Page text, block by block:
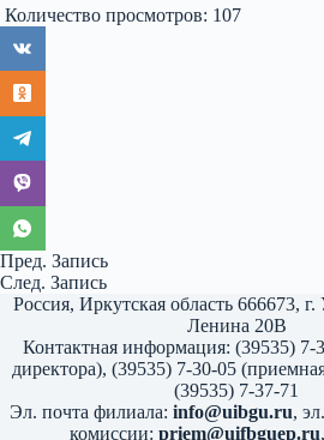
Количество просмотров: 107
Пред. Запись
След. Запись
Россия, Иркутская область 666673,
Ленина 20В
Контактная информация: (39535) 7-
директора), (39535) 7-30-05
(39535) 7-37-71
Эл. почта филиала: info@uibgu.ru,
комиссии: priem@uifbguep.ru